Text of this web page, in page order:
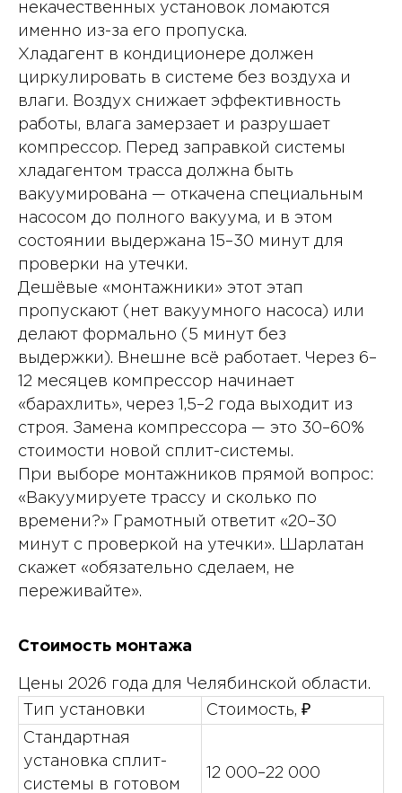
некачественных установок ломаются
именно из-за его пропуска.
Хладагент в кондиционере должен
циркулировать в системе без воздуха и
влаги. Воздух снижает эффективность
работы, влага замерзает и разрушает
компрессор. Перед заправкой системы
хладагентом трасса должна быть
вакуумирована — откачена специальным
насосом до полного вакуума, и в этом
состоянии выдержана 15–30 минут для
проверки на утечки.
Дешёвые «монтажники» этот этап
пропускают (нет вакуумного насоса) или
делают формально (5 минут без
выдержки). Внешне всё работает. Через 6–
12 месяцев компрессор начинает
«барахлить», через 1,5–2 года выходит из
строя. Замена компрессора — это 30–60%
стоимости новой сплит-системы.
При выборе монтажников прямой вопрос:
«Вакуумируете трассу и сколько по
времени?» Грамотный ответит «20–30
минут с проверкой на утечки». Шарлатан
скажет «обязательно сделаем, не
переживайте».
Стоимость монтажа
Цены 2026 года для Челябинской области.
Тип установки
Стоимость, ₽
Стандартная
установка сплит-
системы в готовом
12 000–22 000